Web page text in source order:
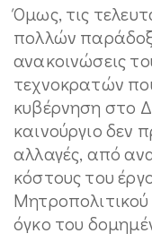
Όμως, τις
πολλών
ανακοινώσεις
τεχνοκρατών
κυβέρνηση στο
καινούργιο δεν
αλλαγές, από
κόστους του
όγκο του